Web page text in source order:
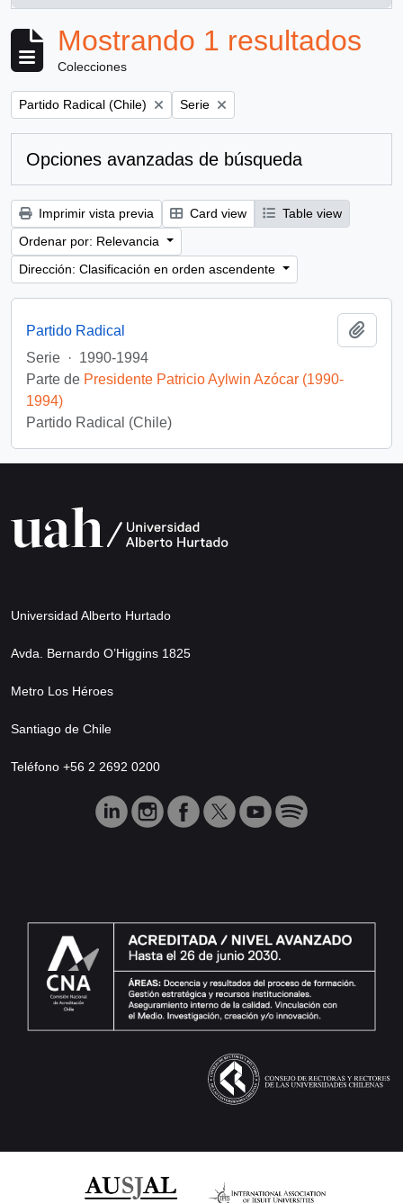
Mostrando 1 resultados
Colecciones
Remove filter:
Partido Radical (Chile) Remove filter:
Serie
Opciones avanzadas de búsqueda
Imprimir vista previa Card view
Table view
Ordenar por: Relevancia
Dirección: Clasificación en orden ascendente
Partido Radical
Serie · 1990-1994
Parte de Presidente Patricio Aylwin Azócar (1990-
1994)
Partido Radical (Chile)
Universidad Alberto Hurtado
Avda. Bernardo O’Higgins 1825
Metro Los Héroes
Santiago de Chile
Teléfono +56 2 2692 0200